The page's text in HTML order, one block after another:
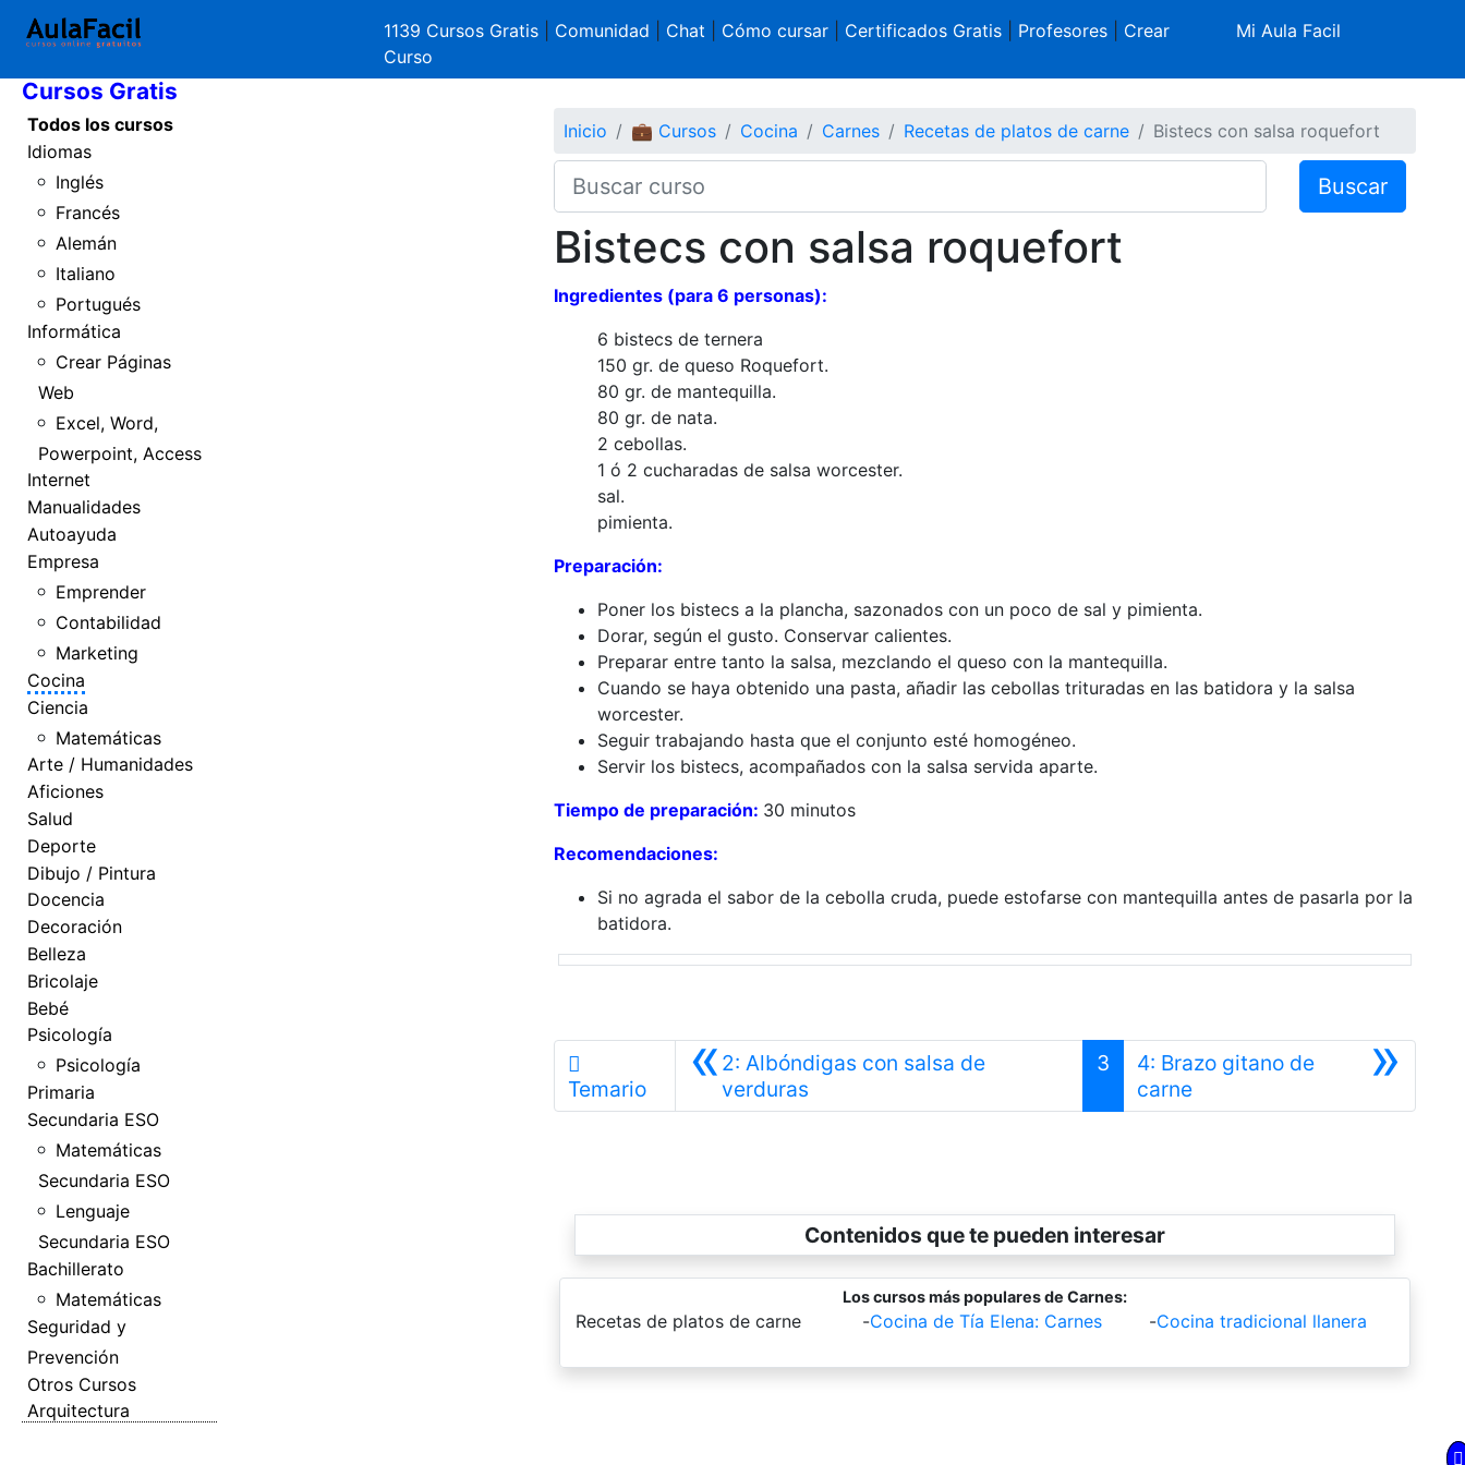
1139 Cursos Gratis Comunidad Chat Cómo cursar| Certificados Gratis| Profesores| Crear
Curso
Mi Aula Facil
Inicio
Cursos Gratis
Todos los cursos
Idiomas
Inglés
Francés
Alemán
Italiano
Portugués
Informática
Crear Páginas
Web
Excel, Word,
Powerpoint, Access
Internet
Manualidades
Autoayuda
Empresa
Emprender
Contabilidad
Marketing
Cocina
Ciencia
Matemáticas
Arte / Humanidades
Aficiones
Salud
Deporte
Dibujo / Pintura
Docencia
Decoración
Belleza
Bricolaje
Bebé
Psicología
Psicología
Primaria
Secundaria ESO
Matemáticas
Secundaria ESO
Lenguaje
Secundaria ESO
Bachillerato
Matemáticas
Seguridad y
Prevención
Otros Cursos
Arquitectura
Inicio 💼 Cursos Cocina Carnes Recetas de platos de carne Bistecs con salsa roquefort
Buscar
Bistecs con salsa roquefort
Ingredientes (para 6 personas):
6 bistecs de ternera
150 gr. de queso Roquefort.
80 gr. de mantequilla.
80 gr. de nata.
2 cebollas.
1 ó 2 cucharadas de salsa worcester.
sal.
pimienta.
Preparación:
Poner los bistecs a la plancha, sazonados con un poco de sal y pimienta.
Dorar, según el gusto. Conservar calientes.
Preparar entre tanto la salsa, mezclando el queso con la mantequilla.
Cuando se haya obtenido una pasta, añadir las cebollas trituradas en las batidora y la salsa
worcester.
Seguir trabajando hasta que el conjunto esté homogéneo.
Servir los bistecs, acompañados con la salsa servida aparte.
Tiempo de preparación: 30 minutos
Recomendaciones:
Si no agrada el sabor de la cebolla cruda, puede estofarse con mantequilla antes de pasarla por la
batidora.
Temario «2: Albóndigas con salsa de
verduras
3 »
4: Brazo gitano de
carneSiguiente
Contenidos que te pueden interesar
Los cursos más populares de Carnes:
-
Recetas de platos de carne -Cocina de Tía Elena: Carnes -Cocina tradicional llanera